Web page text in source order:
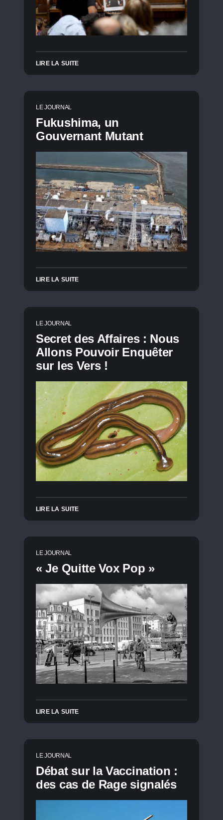
LIRE LA SUITE
LE JOURNAL
Fukushima, un
Gouvernant Mutant
LIRE LA SUITE
LE JOURNAL
Secret des Affaires : Nous
Allons Pouvoir Enquêter
sur les Vers !
LIRE LA SUITE
LE JOURNAL
« Je Quitte Vox Pop »
LIRE LA SUITE
LE JOURNAL
Débat sur la Vaccination :
des cas de Rage signalés